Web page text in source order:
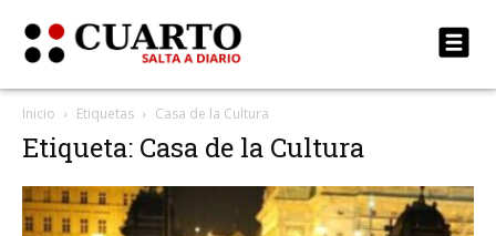
Inicio Etiquetas Casa de la Cultura
Etiqueta: Casa de la Cultura